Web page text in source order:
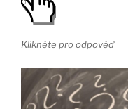
Klikněte pro odpověď